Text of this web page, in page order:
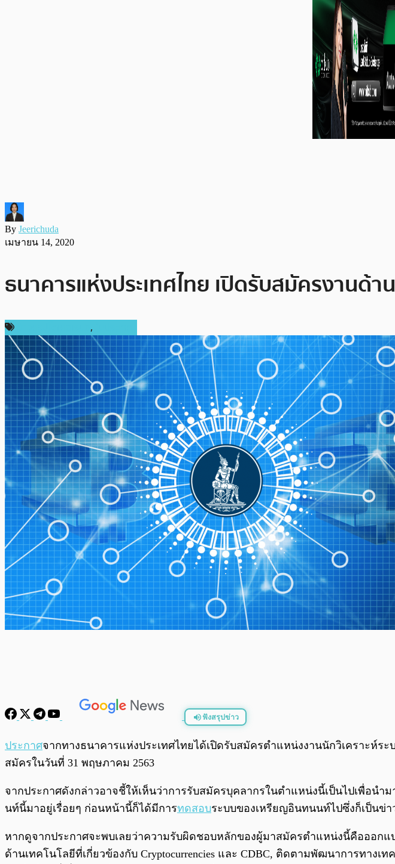
By Jeerichuda
เมษายน 14, 2020
ธนาคารแห่งประเทศไทย เปิดรับสมัครงาน
,
ฟังสรุปข่าว
พร้อมเล่น
ประกาศจากทางธนาคารแห่งประเทศไทยได้เปิดรับสมัครตำแหน่งงานนักวิเคราะห์
สมัครในวันที่ 31 พฤษภาคม 2563
จากประกาศดังกล่าวอาจชี้ให้เห็นว่าการรับสมัครบุคลากรในตำแหน่งนี้เป็นไปเพื่อ
นท์นี้มาอยู่เรื่อยๆ ก่อนหน้านี้ก็ได้มีการทดสอบระบบของเหรียญอินทนนท์ไปซึ่งก็เป็นข่
หากดูจากประกาศจะพบเลยว่าความรับผิดชอบหลักของผู้มาสมัครตำแหน่งนี้คือออกแ
ด้านเทคโนโลยีที่เกี่ยวข้องกับ Cryptocurrencies และ CDBC, ติดตามพัฒนาการทางเท